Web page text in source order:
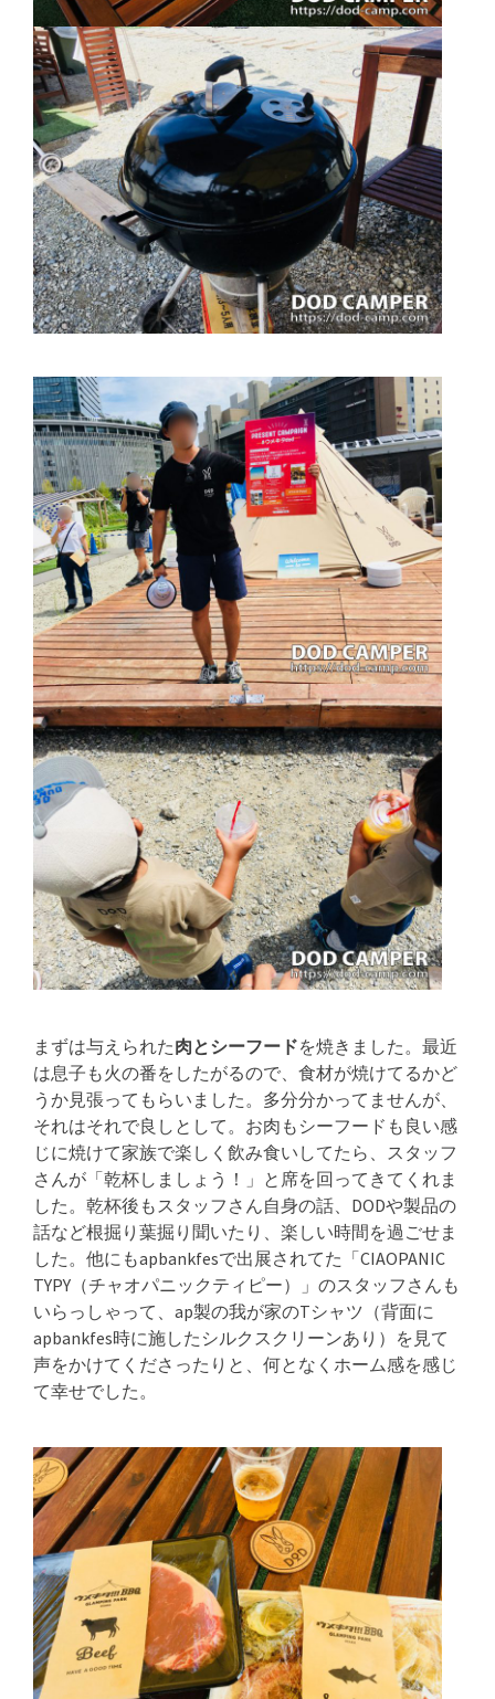
まずは与えられた肉とシーフードを焼きました。最近
は息子も火の番をしたがるので、食材が焼けてるかど
うか見張ってもらいました。多分分かってませんが、
それはそれで良しとして。お肉もシーフードも良い感
じに焼けて家族で楽しく飲み食いしてたら、スタッフ
さんが「乾杯しましょう！」と席を回ってきてくれま
した。乾杯後もスタッフさん自身の話、DODや製品の
話など根掘り葉掘り聞いたり、楽しい時間を過ごせま
した。他にもapbankfesで出展されてた「CIAOPANIC
TYPY（チャオパニックティピー）」のスタッフさんも
いらっしゃって、ap製の我が家のTシャツ（背面に
apbankfes時に施したシルクスクリーンあり）を見て
声をかけてくださったりと、何となくホーム感を感じ
て幸せでした。